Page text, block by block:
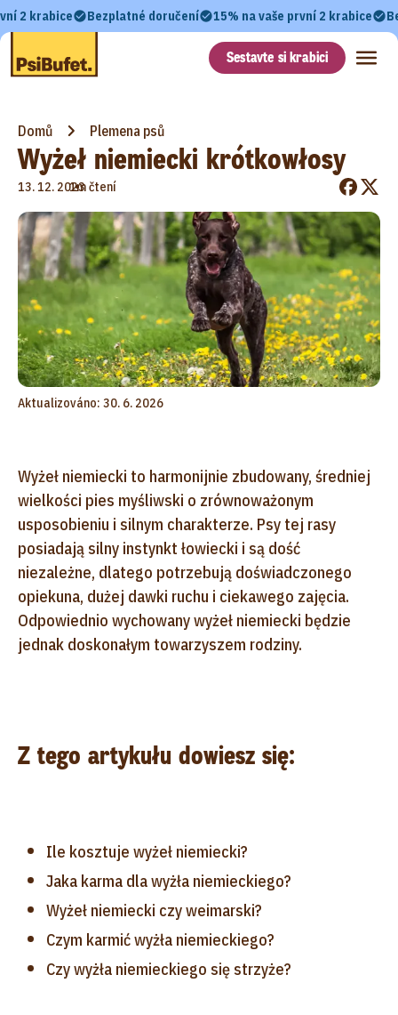
2 krabice Bezplatné doručení 15% na vaše první 2 krabice
Sestavte si krabici
Domů Plemena psů
Wyżeł niemiecki krótkowłosy
13. 12. 2023
•
1m čtení
Aktualizováno: 30. 6. 2026
Wyżeł niemiecki to harmonijnie zbudowany, średniej
wielkości pies myśliwski o zrównoważonym
usposobieniu i silnym charakterze. Psy tej rasy
posiadają silny instynkt łowiecki i są dość
niezależne, dlatego potrzebują doświadczonego
opiekuna, dużej dawki ruchu i ciekawego zajęcia.
Odpowiednio wychowany wyżeł niemiecki będzie
jednak doskonałym towarzyszem rodziny.
Z tego artykułu dowiesz się:
Ile kosztuje wyżeł niemiecki?
Jaka karma dla wyżła niemieckiego?
Wyżeł niemiecki czy weimarski?
Czym karmić wyżła niemieckiego?
Czy wyżła niemieckiego się strzyże?